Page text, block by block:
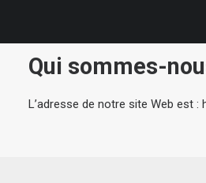
Qui sommes-
L’adresse de notre site Web est :